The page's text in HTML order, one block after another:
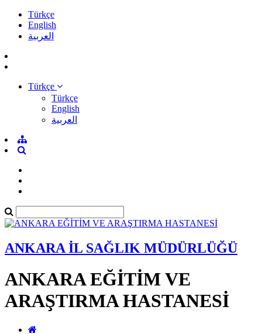
Türkçe
English
العربية
Türkçe
Türkçe
English
العربية
ANKARA İL SAĞLIK MÜDÜRLÜĞÜ
ANKARA EĞİTİM VE
ARAŞTIRMA HASTANESİ